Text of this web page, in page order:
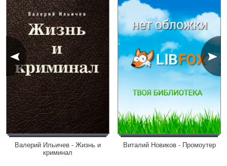
Валерий Ильичев - Жизнь и
криминал
Виталий Новиков - Промоутер